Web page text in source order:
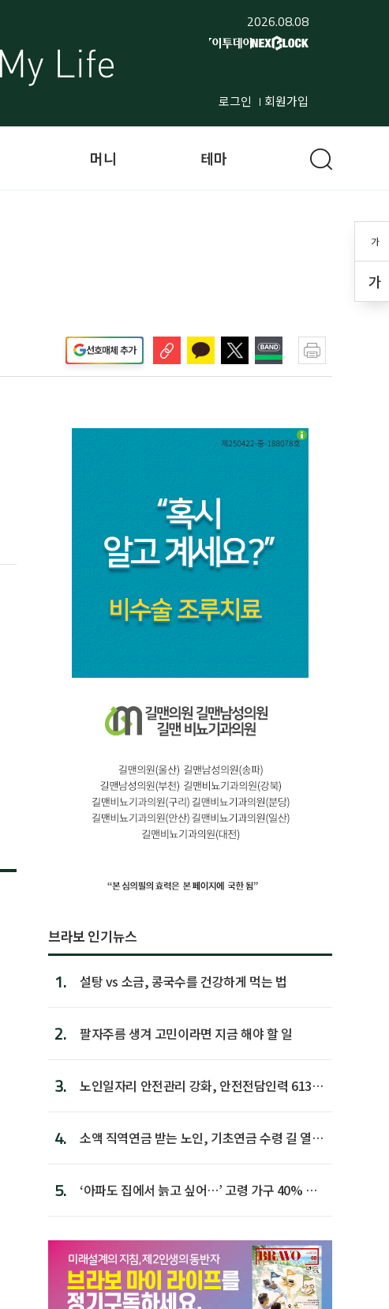
2026.08.08
로그인 회원가입
가
가
머니 테마
선호매체 추가
브라보 인기뉴스
1. 설탕 vs 소금, 콩국수를 건강하게 먹는 법
2. 팔자주름 생겨 고민이라면 지금 해야 할 일
3.
노인일자리 안전관리 강화, 안전전담인력 613명
4.
소액 직역연금 받는 노인, 기초연금 수령 길 열린
5.
‘아파도 집에서 늙고 싶어…’ 고령 가구 40% 노